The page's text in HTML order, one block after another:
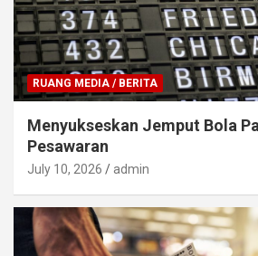
RUANG MEDIA / BERITA
Menyukseskan Jemput Bola
Pesawaran
July 10, 2026 admin